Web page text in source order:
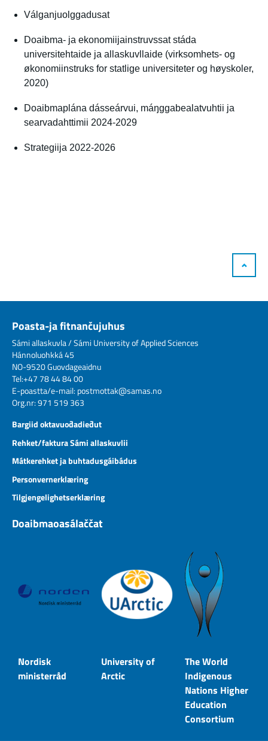
Válganjuolggadusat
Doaibma- ja ekonomiijainstruvssat stáda
universitehtaide ja allaskuvllaide (virksomhets- og
økonomiinstruks for statlige universiteter og høyskoler,
2020)
Doaibmaplána dásseárvui, máŋggabealatvuhtii ja
searvadahttimii 2024-2029
Strategiija 2022-2026
Poasta-ja fitnančujuhus
Sámi allaskuvla / Sámi University of Applied Sciences
Hánnoluohkká 45
NO-9520 Guovdageaidnu
Tel:+47 78 44 84 00
E-poastta/e-mail:postmottak@samas.no
Org.nr: 971 519 363
Bargiid oktavuođadieđut
Rehket/faktura Sámi allaskuvlii
Mátkerehket ja buhtadusgáibádus
Personvernerklæring
Tilgjengelighetserklæring
Doaibmaoasálaččat
Nordisk
ministerråd
University of
Arctic
The World
Indigenous
Nations Higher
Education
Consortium